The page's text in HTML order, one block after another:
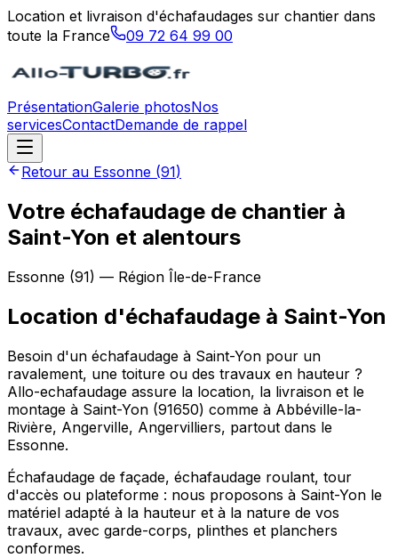
Location et livraison d'échafaudages sur chantier dans
toute la France
09 72 64 99 00
PrésentationGalerie photosNos
servicesContactDemande de rappel
Retour au Essonne (91)
Votre échafaudage de chantier à
Saint-Yon et alentours
Essonne (91) — Région Île-de-France
Location d'échafaudage à Saint-Yon
Besoin d'un échafaudage à Saint-Yon pour un
ravalement, une toiture ou des travaux en hauteur ?
Allo-echafaudage assure la location, la livraison et le
montage à Saint-Yon (91650) comme à Abbéville-la-
Rivière, Angerville, Angervilliers, partout dans le
Essonne.
Échafaudage de façade, échafaudage roulant, tour
d'accès ou plateforme : nous proposons à Saint-Yon le
matériel adapté à la hauteur et à la nature de vos
travaux, avec garde-corps, plinthes et planchers
conformes.